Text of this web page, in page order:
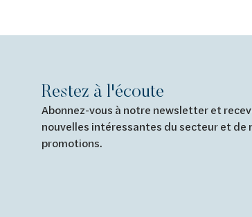
Restez à l'écoute
Abonnez-vous à notre newsletter et
nouvelles intéressantes du secteur et de
promotions.